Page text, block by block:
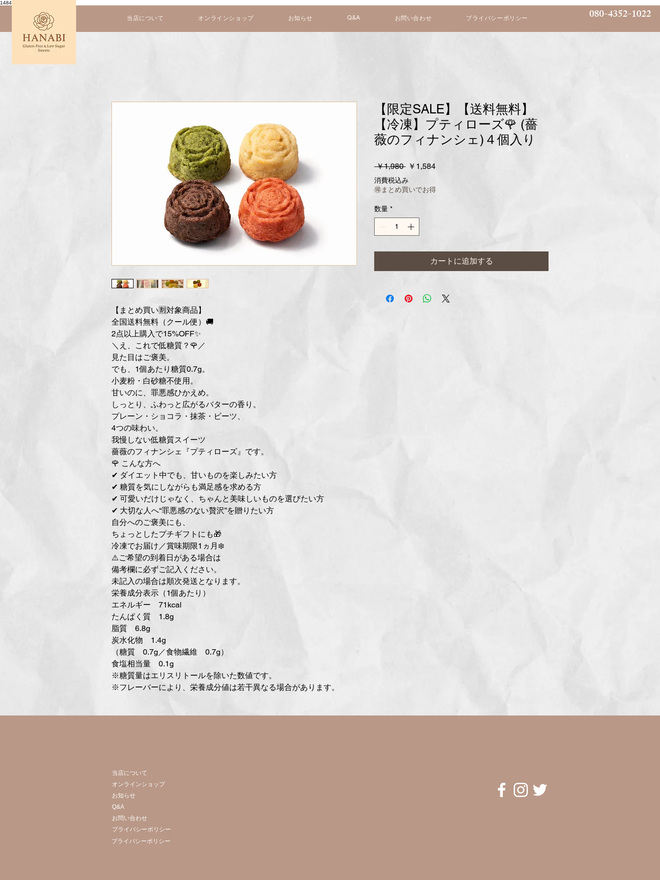
1484559952614333
080-4352-1022
当店について オンラインショップ お知らせ Q&A お問い合わせ プライバシーポリシー
【まとめ買い🈹対象商品】
全国送料無料（クール便）🚚
2点以上購入で15%OFF✨
＼え、これで低糖質？🌹／
見た目はご褒美。
でも、1個あたり糖質0.7g。
小麦粉・白砂糖不使用。
甘いのに、罪悪感ひかえめ。
しっとり、ふわっと広がるバターの香り。
プレーン・ショコラ・抹茶・ビーツ、
4つの味わい。
我慢しない低糖質スイーツ
薔薇のフィナンシェ『プティローズ』です。
🌹 こんな方へ
✔ ダイエット中でも、甘いものを楽しみたい方
✔ 糖質を気にしながらも満足感を求める方
✔ 可愛いだけじゃなく、ちゃんと美味しいものを選びたい方
✔ 大切な人へ“罪悪感のない贅沢”を贈りたい方
自分へのご褒美にも、
ちょっとしたプチギフトにも🎁
冷凍でお届け／賞味期限1ヵ月❄️
⚠️ご希望の到着日がある場合は
備考欄に必ずご記入ください。
未記入の場合は順次発送となります。
栄養成分表示（1個あたり）
エネルギー 71kcal
たんぱく質 1.8g
脂質 6.8g
炭水化物 1.4g
（糖質 0.7g／食物繊維 0.7g）
食塩相当量 0.1g
※糖質量はエリスリトールを除いた数値です。
※フレーバーにより、栄養成分値は若干異なる場合があります。
【限定SALE】【送料無料】
【冷凍】プティローズ🌹 (薔
薇のフィナンシェ)４個入り
￥1,980 通
常
価
￥1,584セ
消費税込み
🉐まとめ買いでお得
数量 *
カートに追加する
当店について
オンラインショップ
お知らせ
Q&A
お問い合わせ
プライバシーポリシー
プライバシーポリシー